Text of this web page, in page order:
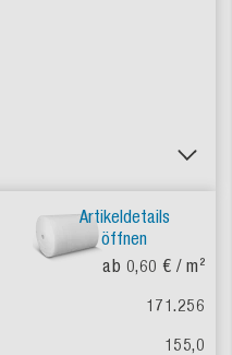
Artikeldetails
öffnen
ab 0,60 € / m²
171.256
155,0